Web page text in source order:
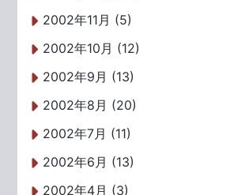
2002年11月 (5)
2002年10月 (12)
2002年9月 (13)
2002年8月 (20)
2002年7月 (11)
2002年6月 (13)
2002年4月 (3)